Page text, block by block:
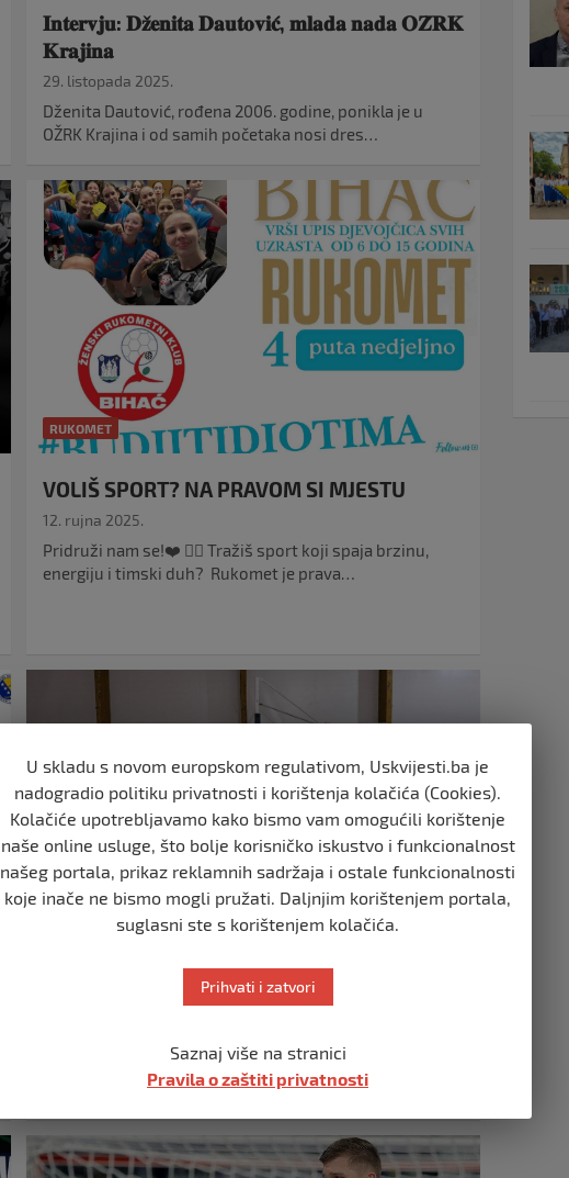
𝐈𝐧𝐭𝐞𝐫𝐯𝐣𝐮: 𝐃𝐳̌𝐞𝐧𝐢𝐭𝐚 𝐃𝐚𝐮𝐭𝐨𝐯𝐢𝐜́, 𝐦𝐥𝐚𝐝𝐚 𝐧𝐚𝐝𝐚 𝐎𝐙̌𝐑𝐊
𝐊𝐫𝐚𝐣𝐢𝐧𝐚
29. listopada 2025.
Dženita Dautović, rođena 2006. godine, ponikla je u
OŽRK Krajina i od samih početaka nosi dres…
RUKOMET
VOLIŠ SPORT? NA PRAVOM SI MJESTU
12. rujna 2025.
Pridruži nam se!❤️ 👉🏻 Tražiš sport koji spaja brzinu,
energiju i timski duh? Rukomet je prava…
POBJEDA NAŠIH CURA OŽrk Iskra-Stolac –
Žrk Bihać 27-32
Odlično otvaranje sezone za naše cure, unatoč porazu
prošli tjedan od ekipe Ilidze, naše cure pokazale…
U skladu s novom europskom regulativom, Uskvijesti.ba je
nadogradio politiku privatnosti i korištenja kolačića (Cookies).
Kolačiće upotrebljavamo kako bismo vam omogućili korištenje
naše online usluge, što bolje korisničko iskustvo i funkcionalnost
našeg portala, prikaz reklamnih sadržaja i ostale funkcionalnosti
koje inače ne bismo mogli pružati. Daljnjim korištenjem portala,
suglasni ste s korištenjem kolačića.
Prihvati i zatvori
Saznaj više na stranici
Pravila o zaštiti privatnosti